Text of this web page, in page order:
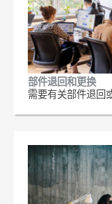
部件退回和更换
需要有关部件退回